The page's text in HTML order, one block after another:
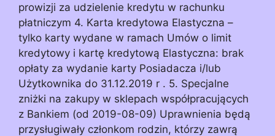
prowizji za udzielenie kredytu w rachunku
płatniczym 4. Karta kredytowa Elastyczna –
tylko karty wydane w ramach Umów o limit
kredytowy i kartę kredytową Elastyczna: brak
opłaty za wydanie karty Posiadacza i/lub
Użytkownika do 31.12.2019 r . 5. Specjalne
zniżki na zakupy w sklepach współpracujących
z Bankiem (od 2019-08-09) Uprawnienia będą
przysługiwały członkom rodzin, którzy zawrą